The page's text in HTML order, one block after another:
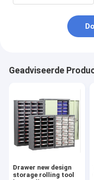
Geadviseerde
Drawer new design
storage rolling tool